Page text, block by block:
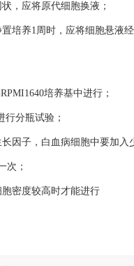
，应将原代细胞换液；
养1周时，应将细胞悬液
培养基中进行；
分瓶试验；
子，白血病细胞中要加入
；
密度较高时才能进行